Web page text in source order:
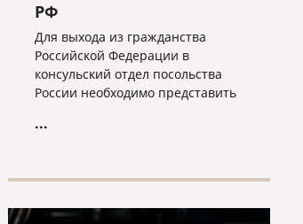
РФ
Для выхода из гражданства
Российской Федерации в
консульский отдел посольства
России необходимо представить
...